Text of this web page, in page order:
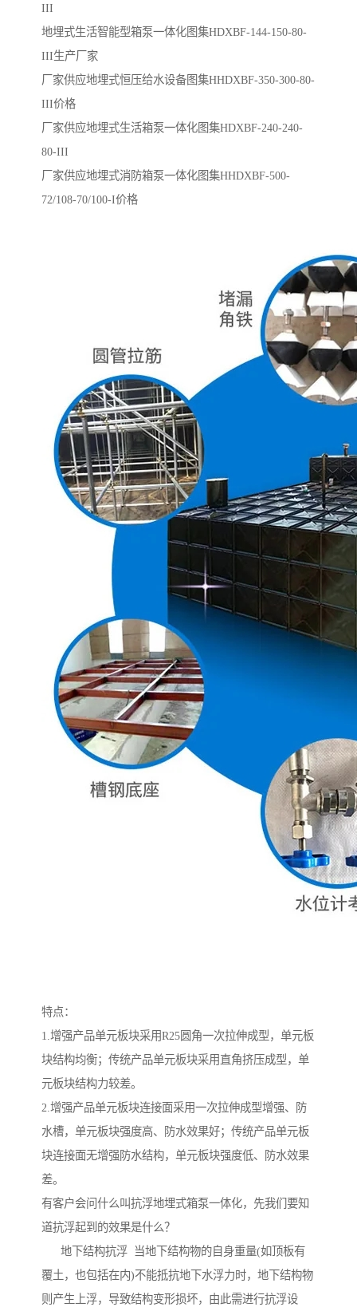
III
地埋式生活智能型箱泵一体化图集HDXBF-144-150-80-
III生产厂家
厂家供应地埋式恒压给水设备图集HHDXBF-350-300-80-
III价格
厂家供应地埋式生活箱泵一体化图集HDXBF-240-240-
80-III
厂家供应地埋式消防箱泵一体化图集HHDXBF-500-
72/108-70/100-I价格
特点：
1.增强产品单元板块采用R25圆角一次拉伸成型，单元板
块结构均衡；传统产品单元板块采用直角挤压成型，单
元板块结构力较差。
2.增强产品单元板块连接面采用一次拉伸成型增强、防
水槽，单元板块强度高、防水效果好；传统产品单元板
块连接面无增强防水结构，单元板块强度低、防水效果
差。
有客户会问什么叫抗浮地埋式箱泵一体化，先我们要知
道抗浮起到的效果是什么？
地下结构抗浮 当地下结构物的自身重量(如顶板有
覆土，也包括在内)不能抵抗地下水浮力时，地下结构物
则产生上浮，导致结构变形损坏，由此需进行抗浮设